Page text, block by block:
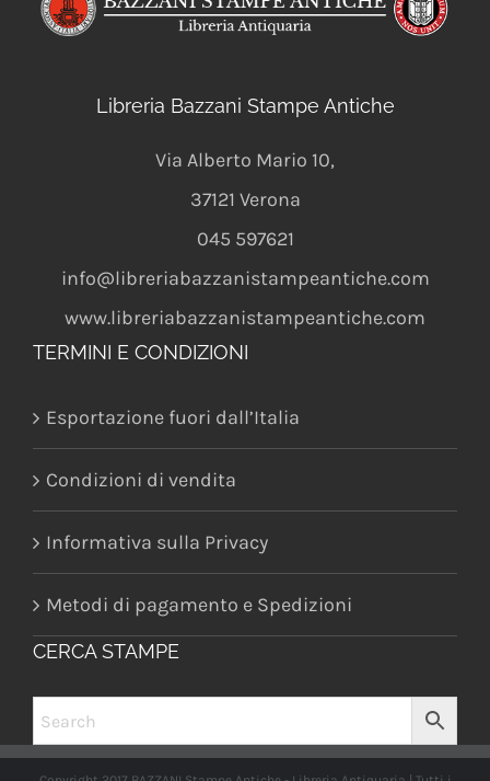
Libreria Bazzani Stampe Antiche
Via Alberto Mario 10,
37121 Verona
045 597621
info@libreriabazzanistampeantiche.com
www.libreriabazzanistampeantiche.com
TERMINI E CONDIZIONI
Esportazione fuori dall’Italia
Condizioni di vendita
Informativa sulla Privacy
Metodi di pagamento e Spedizioni
CERCA STAMPE